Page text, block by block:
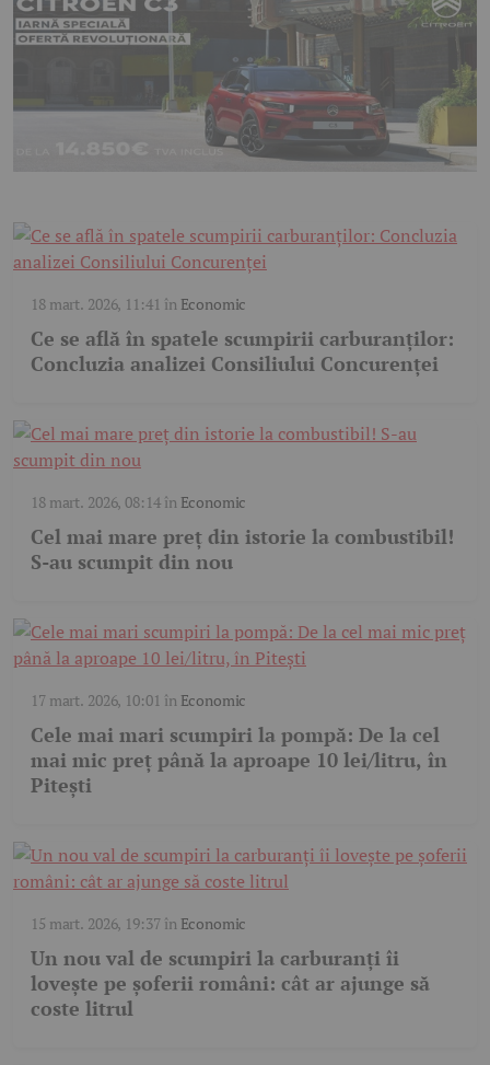
18 mart. 2026, 11:41 în Economic
Ce se află în spatele scumpirii carburanților:
Concluzia analizei Consiliului Concurenței
18 mart. 2026, 08:14în Economic
Cel mai mare preț din istorie la combustibil!
S-au scumpit din nou
17 mart. 2026, 10:01 în Economic
Cele mai mari scumpiri la pompă: De la cel
mai mic preț până la aproape 10 lei/litru, în
Pitești
15 mart. 2026, 19:37în Economic
Un nou val de scumpiri la carburanți îi
lovește pe șoferii români: cât ar ajunge să
coste litrul